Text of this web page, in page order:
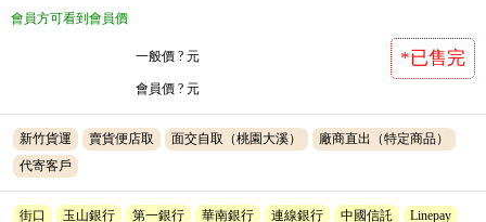
會員方可看到會員價
一般價 ? 元
會員價 ? 元
*已售完
新竹貨運 賣貨便店取 面交自取（桃園大溪）
廠商直出（特定商品）
代寄客戶
街口 玉山銀行 第一銀行 華南銀行 連線銀行 中國信託
Linepay